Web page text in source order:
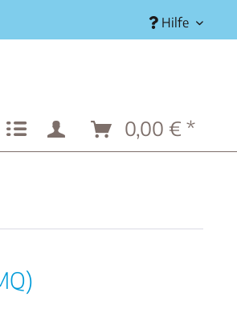
Hilfe
0,00 € *